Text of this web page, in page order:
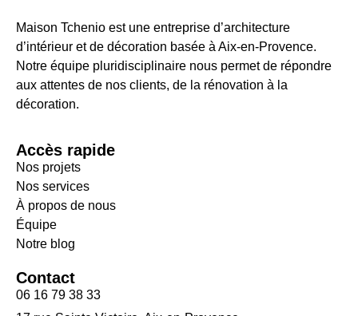
Maison Tchenio est une entreprise d’architecture
d’intérieur et de décoration basée à Aix-en-Provence.
Notre équipe pluridisciplinaire nous permet de répondre
aux attentes de nos clients, de la rénovation à la
décoration.
Accès rapide
Nos projets
Nos services
À propos de nous
Équipe
Notre blog
Contact
06 16 79 38 33